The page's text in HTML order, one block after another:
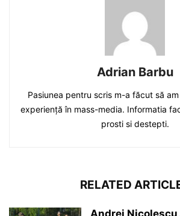
Adrian Barbu
Pasiunea pentru scris m-a făcut să
experiență în mass-media. Informatia
prosti si destepti.
RELATED